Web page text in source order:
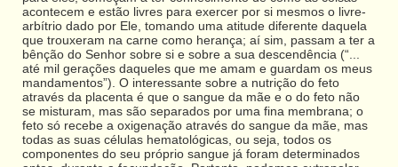
acontecem e estão livres para exercer por si mesmos o livre-
arbítrio dado por Ele, tomando uma atitude diferente daquela
que trouxeram na carne como herança; aí sim, passam a ter a
bênção do Senhor sobre si e sobre a sua descendência (“...
até mil gerações daqueles que me amam e guardam os meus
mandamentos”). O interessante sobre a nutrição do feto
através da placenta é que o sangue da mãe e o do feto não
se misturam, mas são separados por uma fina membrana; o
feto só recebe a oxigenação através do sangue da mãe, mas
todas as suas células hematológicas, ou seja, todos os
componentes do seu próprio sangue já foram determinados